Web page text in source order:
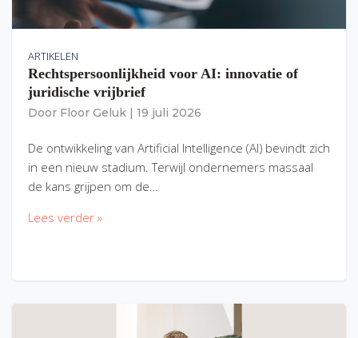
ARTIKELEN
Rechtspersoonlijkheid voor AI: innovatie of
juridische vrijbrief
Door Floor Geluk 19 juli 2026
De ontwikkeling van Artificial Intelligence (AI) bevindt zich
in een nieuw stadium. Terwijl ondernemers massaal
de kans grijpen om de…
Lees verder »